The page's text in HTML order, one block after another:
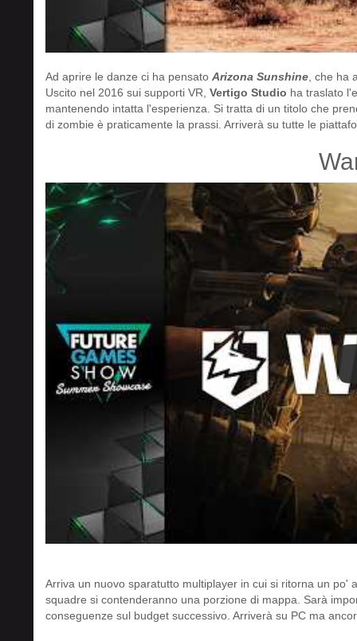
Ad aprire le danze ci ha pensato Arizona Sunshine, che ha
Uscito nel 2016 sui supporti VR, Vertigo Studio ha traslato
mantenendo intatta l'esperienza. Si tratta di un titolo che
di zombie è praticamente la prassi. Arriverà su tutte le
Arriva un nuovo sparatutto multiplayer in cui si ritorna un
squadre si contenderanno una porzione di mappa. Sarà
conseguenze sul budget successivo. Arriverà su PC ma